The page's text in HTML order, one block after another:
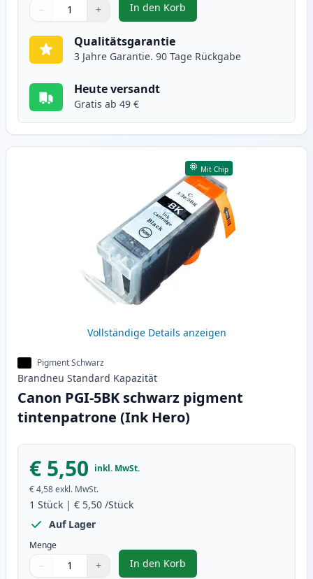
Verwenden Sie die Tasten, um anzupassen
− +
1
In den Korb
, 4 stück Canon CLI-8
Qualitätsgarantie
3 Jahre Garantie. 90 Tage Rückgabe
Heute versandt
Gratis ab 49 €
Mit Chip
Vollständige Details anzeigen
Pigment Schwarz
Brandneu Standard Kapazität
Canon PGI-5BK schwarz pigment
tintenpatrone (Ink Hero)
€ 5,50 inkl. MwSt.
€ 4,58exkl. MwSt.
1 Stück | € 5,50 /Stück
Auf Lager
Menge
Verwenden Sie die Tasten, um anzupassen
− +
1
In den Korb
, Canon PGI-5BK schwarz